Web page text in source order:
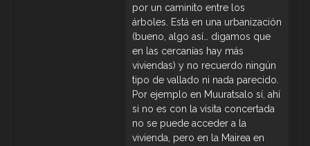
por un caminito entre los
árboles. Está en una urbanización
(bueno, algo así… digamos que
en las cercanías hay más
viviendas) y no recuerdo ningún
tipo de vallado ni nada parecido.
Por ejemplo en Muuratsalo sí, ahí
si no es con la visita concertada
no se puede acceder a la
vivienda, pero en la Mairea en